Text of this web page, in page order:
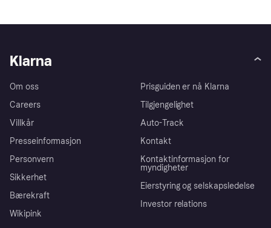
Klarna
Om oss
Careers
Villkår
Presseinformasjon
Personvern
Sikkerhet
Bærekraft
Wikipink
Prisguiden er nå Klarna
Tilgjengelighet
Auto-Track
Kontakt
Kontaktinformasjon for
myndigheter
Eierstyring og selskapsledelse
Investor relations